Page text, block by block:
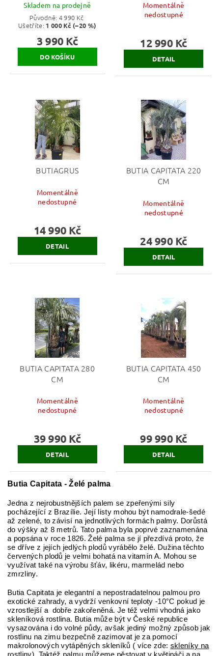
Butia Capitata - Želé palma
Jedna z nejrobustnějších palem se zpeřenými sily
pocházející z Brazílie. Její listy mohou být namodrale-šedé
až zelené, to závisí na jednotlivých formách palmy. Dorůstá
do výšky až 8 metrů. Tato palma byla poprvé zaznamenána
a popsána v roce 1826. Želé palma se jí přezdívá proto, že
se dříve z jejích jedlých plodů vyrábělo želé. Dužina těchto
červených plodů je velmi bohatá na vitamín A. Mohou se
využívat také na výrobu šťáv, likéru, marmelád nebo
zmrzliny.
Butia Capitata je elegantní a nepostradatelnou palmou pro
exotické zahrady, a vydrží venkovní teploty -10°C pokud je
vzrostlejší a dobře zakořeněná. Je též velmi vhodná jako
skleníková rostlina. Butia může být v České republice
vysazována i do volné půdy, avšak jediný možný způsob jak
rostlinu na zimu bezpečně zazimovat je za pomocí
makrolonových vytápěných skleníků ( více zde: skleníky na
Skladem na prodejně
Původně: 4 990 Kč
Ušetříte: 1 000 Kč (–20 %)
3 990 Kč
Momentálně
nedostupné
12 990 Kč
DETAIL
BUTIAGRUS
Momentálně
nedostupné
14 990 Kč
DETAIL
BUTIA CAPITATA 220
CM
Momentálně
nedostupné
24 990 Kč
DETAIL
BUTIA CAPITATA 280
CM
Momentálně
nedostupné
39 990 Kč
DETAIL
BUTIA CAPITATA 450
CM
Momentálně
nedostupné
99 990 Kč
DETAIL